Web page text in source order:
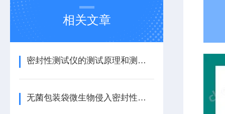
相关文章
密封性测试仪的测试原理和测试方法
无菌包装袋微生物侵入密封性试验仪的详细介绍